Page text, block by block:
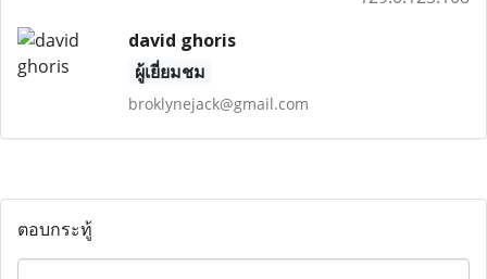
david ghoris
ผู้เยี่ยมชม
broklynejack@gmail.com
ตอบกระทู้